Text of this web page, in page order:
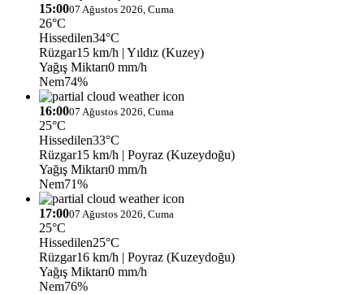
15:0007 Ağustos 2026, Cuma
26°C
Hissedilen34°C
Rüzgar15 km/h | Yıldız (Kuzey)
Yağış Miktarı0 mm/h
Nem74%
16:0007 Ağustos 2026, Cuma
25°C
Hissedilen33°C
Rüzgar15 km/h | Poyraz (Kuzeydoğu)
Yağış Miktarı0 mm/h
Nem71%
17:0007 Ağustos 2026, Cuma
25°C
Hissedilen25°C
Rüzgar16 km/h | Poyraz (Kuzeydoğu)
Yağış Miktarı0 mm/h
Nem76%